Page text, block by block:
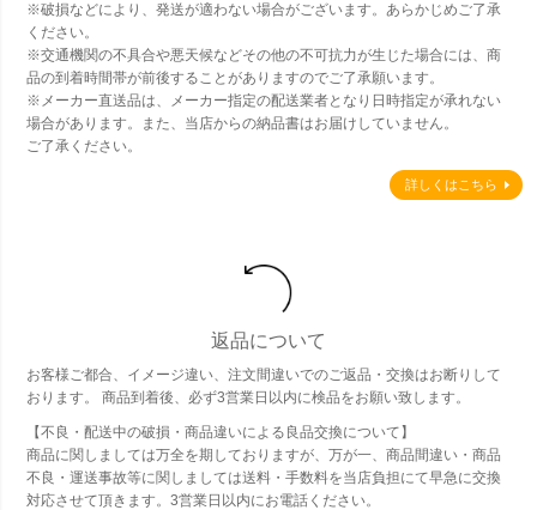
※破損などにより、発送が適わない場合がございます。あらかじめご了承
ください。
※交通機関の不具合や悪天候などその他の不可抗力が生じた場合には、商
品の到着時間帯が前後することがありますのでご了承願います。
※メーカー直送品は、メーカー指定の配送業者となり日時指定が承れない
場合があります。また、当店からの納品書はお届けしていません。
ご了承ください。
詳しくはこちら
返品について
お客様ご都合、イメージ違い、注文間違いでのご返品・交換はお断りして
おります。 商品到着後、必ず3営業日以内に検品をお願い致します。
【不良・配送中の破損・商品違いによる良品交換について】
商品に関しましては万全を期しておりますが、万が一、商品間違い・商品
不良・運送事故等に関しましては送料・手数料を当店負担にて早急に交換
対応させて頂きます。3営業日以内にお電話ください。